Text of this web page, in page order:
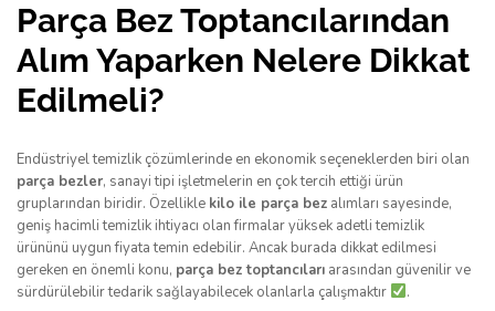
Parça Bez Toptancılarından
Alım Yaparken Nelere Dikkat
Edilmeli?
Endüstriyel temizlik çözümlerinde en ekonomik seçeneklerden biri olan
parça bezler, sanayi tipi işletmelerin en çok tercih ettiği ürün
gruplarından biridir. Özellikle kilo ile parça bez alımları sayesinde,
geniş hacimli temizlik ihtiyacı olan firmalar yüksek adetli temizlik
ürününü uygun fiyata temin edebilir. Ancak burada dikkat edilmesi
gereken en önemli konu, parça bez toptancıları arasından güvenilir ve
sürdürülebilir tedarik sağlayabilecek olanlarla çalışmaktır
.